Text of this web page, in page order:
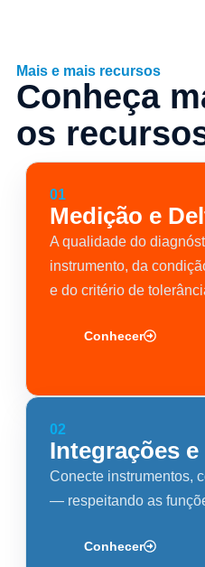
Mais e mais recursos
Conheça
os
01
Medição e
A qualidade do
instrumento, da
e do critério de
Conhecer
02
Integrações
Conecte instrumentos,
— respeitando as
Conhecer